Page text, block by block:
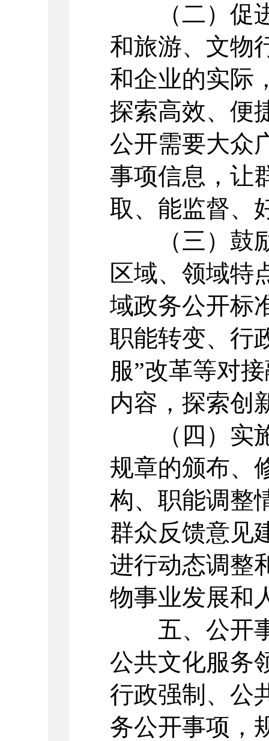
（二）促进
和旅游、文物
和企业的实际
探索高效、便
公开需要大众
事项信息，让
取、能监督、
（三）鼓励
区域、领域特
域政务公开标
职能转变、行
服”改革等对
内容，探索创
（四）实施
规章的颁布、
构、职能调整
群众反馈意见
进行动态调整
物事业发展和
五、公开事
公共文化服务
行政强制、公
务公开事项，